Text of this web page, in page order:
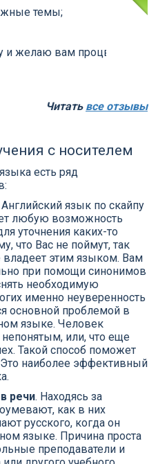
темы;
желаю вам процветания,
Читать все отзывы
с носителем
есть ряд
Английский язык по скайпу
любую возможность
уточнения каких-то
что Вас не поймут, так
владеет этим языком. Вам
при помощи синонимов
необходимую
именно неуверенность
основной проблемой в
языке. Человек
непонятым, или, что еще
Такой способ поможет
Это наиболее эффективный
речи. Находясь за
как в них
русского, когда он
языке. Причина проста
преподаватели и